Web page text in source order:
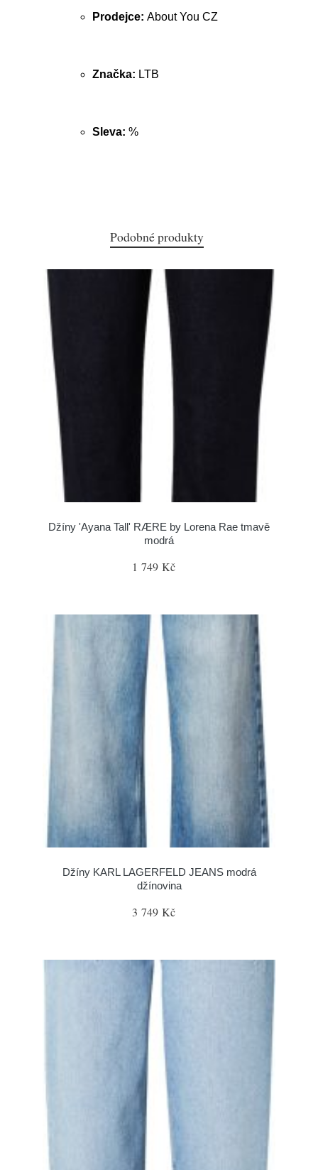
Prodejce: About You CZ
Značka: LTB
Sleva: %
Podobné produkty
Džíny 'Ayana Tall' RÆRE by Lorena Rae tmavě
modrá
1 749 Kč
Džíny KARL LAGERFELD JEANS modrá
džínovina
3 749 Kč